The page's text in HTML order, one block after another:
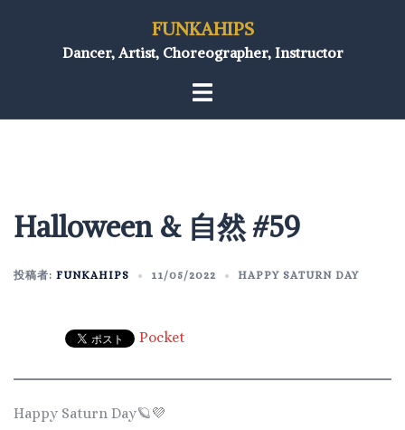
FUNKAHIPS
Dancer, Artist, Choreographer, Instructor
Halloween & 自然 #59
投稿者: FUNKAHIPS 11/05/2022 HAPPY SATURN DAY
Pocket
Happy Saturn Day🪐💜